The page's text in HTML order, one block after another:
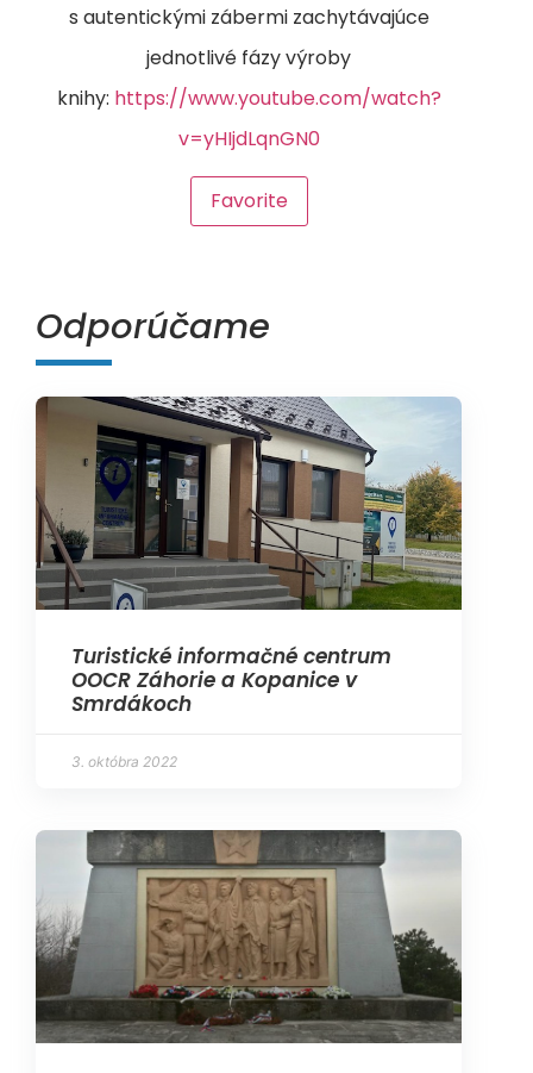
s autentickými zábermi zachytávajúce
jednotlivé fázy výroby
knihy: https://www.youtube.com/watch?
v=yHIjdLqnGN0
Favorite
Odporúčame
Turistické informačné centrum
OOCR Záhorie a Kopanice v
Smrdákoch
3. októbra 2022